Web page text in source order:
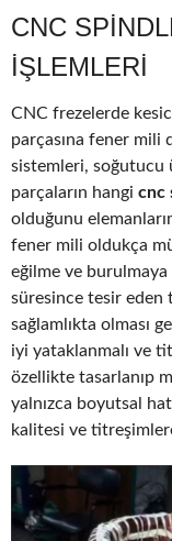
CNC
IŞLEMLERI
CNC frezelerde
parçasına fener mili
sistemleri, soğutucu
parçaların hangi cnc
olduğunu
fener mili oldukça
eğilme ve burulmaya
süresince tesir eden
sağlamlıkta olması
iyi yataklanmalı ve
özellikte tasarlanıp
yalnızca boyutsal
kalitesi ve